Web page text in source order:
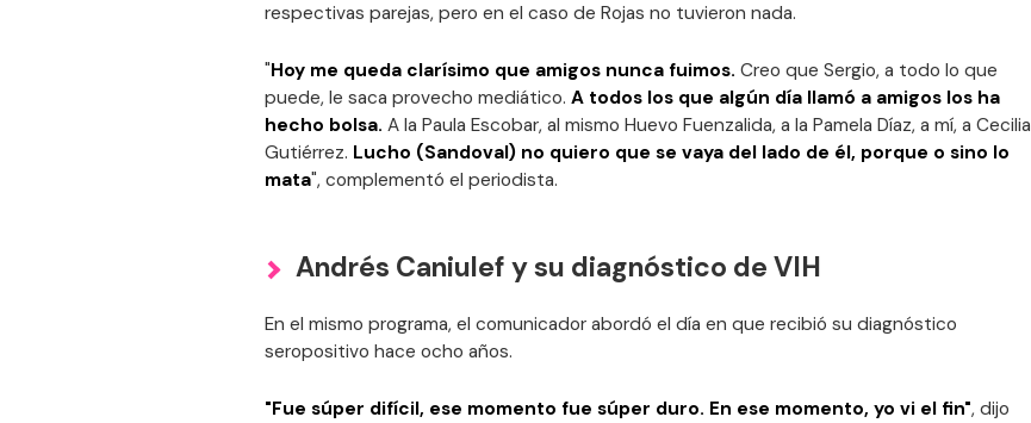
respectivas parejas, pero en el caso de Rojas no tuvieron nada.
"Hoy me queda clarísimo que amigos nunca fuimos. Creo que Sergio, a todo lo que
puede, le saca provecho mediático. A todos los que algún día llamó a amigos los ha
hecho bolsa. A la Paula Escobar, al mismo Huevo Fuenzalida, a la Pamela Díaz, a mí, a Cecilia
Gutiérrez. Lucho (Sandoval) no quiero que se vaya del lado de él, porque o sino lo
mata", complementó el periodista.
Andrés Caniulef y su diagnóstico de VIH
En el mismo programa, el comunicador abordó el día en que recibió su diagnóstico
seropositivo hace ocho años.
"Fue súper difícil, ese momento fue súper duro. En ese momento, yo vi el fin", dijo